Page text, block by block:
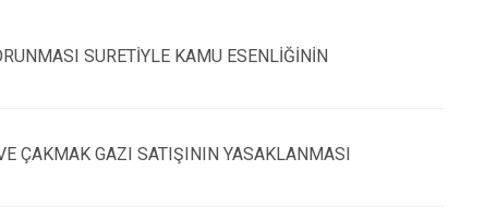
SURETİYLE KAMU ESENLİĞİNİN
ÇAKMAK GAZI SATIŞININ YASAKLANMASI